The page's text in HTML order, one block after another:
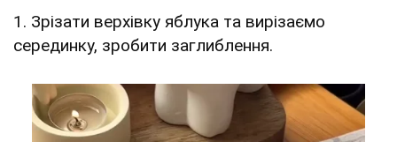
1. Зрізати верхівку яблука та вирізаємо
серединку, зробити заглиблення.